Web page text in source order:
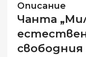
Описание
Чанта
свободния